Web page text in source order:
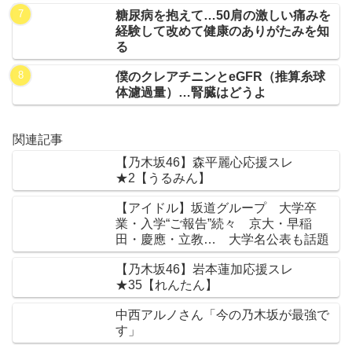
糖尿病を抱えて…50肩の激しい痛みを
経験して改めて健康のありがたみを知
る
僕のクレアチニンとeGFR（推算糸球
体濾過量）…腎臓はどうよ
関連記事
【乃木坂46】森平麗心応援スレ
★2【うるみん】
【アイドル】坂道グループ 大学卒
業・入学“ご報告”続々 京大・早稲
田・慶應・立教… 大学名公表も話題
【乃木坂46】岩本蓮加応援スレ
★35【れんたん】
中西アルノさん「今の乃木坂が最強で
す」